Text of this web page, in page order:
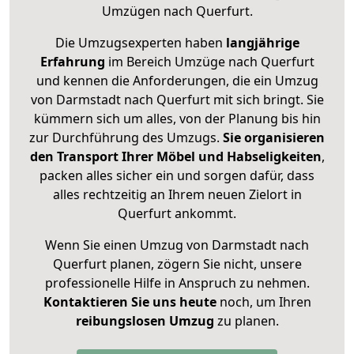
Umzügen nach Querfurt.
Die Umzugsexperten haben langjährige
Erfahrung im Bereich Umzüge nach Querfurt
und kennen die Anforderungen, die ein Umzug
von Darmstadt nach Querfurt mit sich bringt. Sie
kümmern sich um alles, von der Planung bis hin
zur Durchführung des Umzugs. Sie organisieren
den Transport Ihrer Möbel und Habseligkeiten,
packen alles sicher ein und sorgen dafür, dass
alles rechtzeitig an Ihrem neuen Zielort in
Querfurt ankommt.
Wenn Sie einen Umzug von Darmstadt nach
Querfurt planen, zögern Sie nicht, unsere
professionelle Hilfe in Anspruch zu nehmen.
Kontaktieren Sie uns heutenoch, um Ihren
reibungslosen Umzug zu planen.